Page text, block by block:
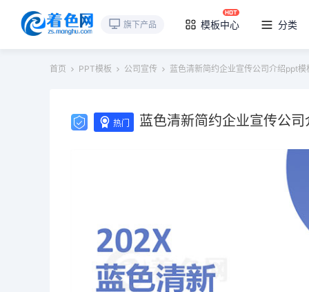
旗下产品 模板中心 分类
首页 PPT模板 公司宣传 蓝色清新简约企业宣传公司介绍ppt模
热门 蓝色清新简约企业宣传公